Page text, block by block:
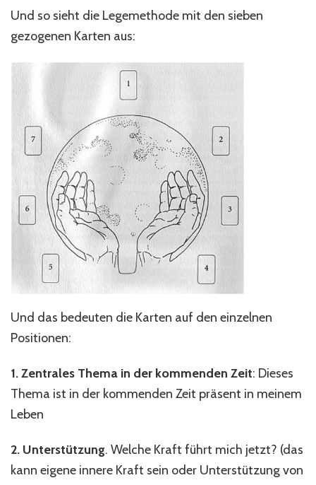
Und so sieht die Legemethode mit den sieben
gezogenen Karten aus:
Und das bedeuten die Karten auf den einzelnen
Positionen:
1. Zentrales Thema in der kommenden Zeit: Dieses
Thema ist in der kommenden Zeit präsent in meinem
Leben
2. Unterstützung. Welche Kraft führt mich jetzt? (das
kann eigene innere Kraft sein oder Unterstützung von